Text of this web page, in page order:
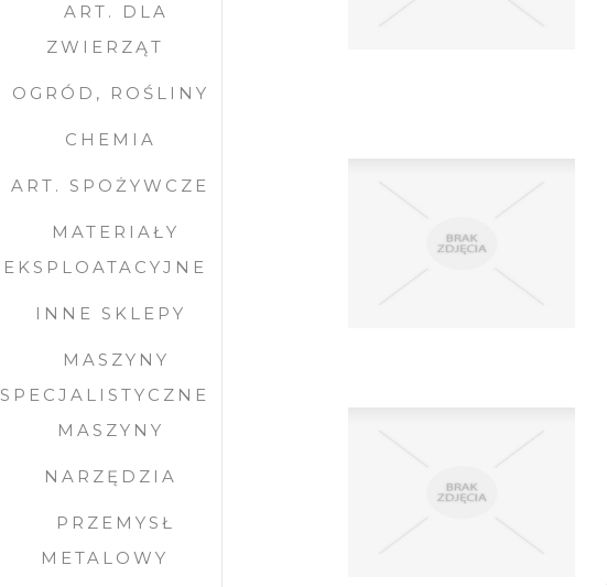
ART. DLA
ZWIERZĄT
OGRÓD, ROŚLINY
CHEMIA
ART. SPOŻYWCZE
MATERIAŁY
EKSPLOATACYJNE
INNE SKLEPY
MASZYNY
SPECJALISTYCZNE
MASZYNY
NARZĘDZIA
PRZEMYSŁ
METALOWY